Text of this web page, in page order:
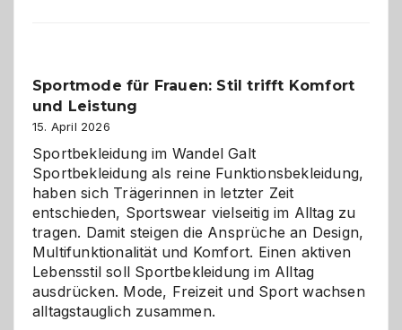
gegen
Chaos
Sportmode für Frauen: Stil trifft Komfort
und Leistung
15. April 2026
Sportbekleidung im Wandel Galt
Sportbekleidung als reine Funktionsbekleidung,
haben sich Trägerinnen in letzter Zeit
entschieden, Sportswear vielseitig im Alltag zu
tragen. Damit steigen die Ansprüche an Design,
Multifunktionalität und Komfort. Einen aktiven
Lebensstil soll Sportbekleidung im Alltag
ausdrücken. Mode, Freizeit und Sport wachsen
alltagstauglich zusammen.